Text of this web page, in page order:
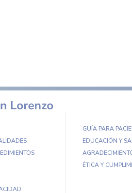
GUÍA PARA
EDUCACIÓN Y
ÉTICA Y